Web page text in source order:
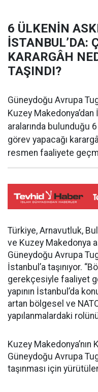
6 ÜLKENİN
İSTANBUL’DA:
KARARGÂH
TAŞINDI?
Güneydoğu Avrupa
Kuzey Makedonya’dan
aralarında bulunduğu
görev yapacağı
resmen faaliyete
Türkiye, Arnavutluk,
ve Kuzey Makedonya
Güneydoğu Avrupa
İstanbul’a taşınıyor.
gerekçesiyle faaliyet
yapının İstanbul’da
artan bölgesel ve
yapılanmalardaki
Kuzey
Güneydoğu Avrupa
taşınması için